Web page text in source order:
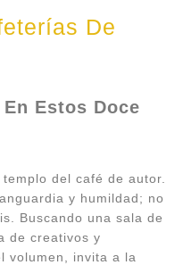
De
Estos Doce
del café de autor.
y humildad; no
Buscando una sala de
de creativos y
volumen, invita a la